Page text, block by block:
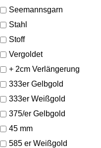
Seemannsgarn
Stahl
Stoff
Vergoldet
+ 2cm Verlängerung
333er Gelbgold
333er Weißgold
375/er Gelbgold
45 mm
585 er Weißgold